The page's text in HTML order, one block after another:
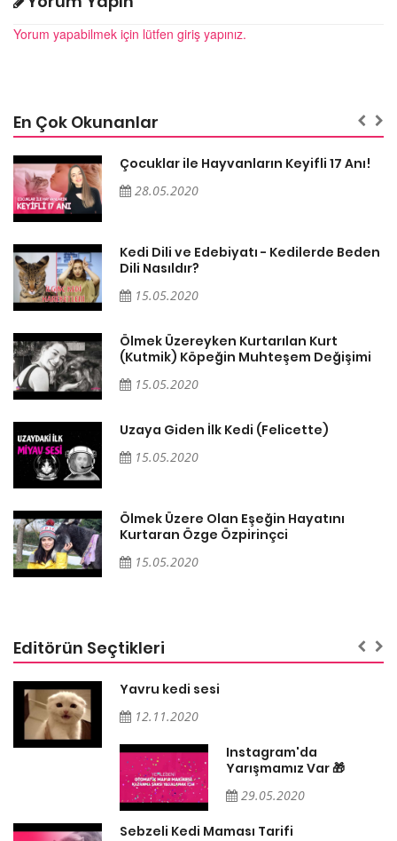
Yorum yapabilmek için lütfen giriş yapınız.
En Çok Okunanlar
Çocuklar ile Hayvanların Keyifli 17 Anı!
28.05.2020
Kedi Dili ve Edebiyatı - Kedilerde Beden
Dili Nasıldır?
15.05.2020
Ölmek Üzereyken Kurtarılan Kurt
(Kutmik) Köpeğin Muhteşem Değişimi
15.05.2020
Uzaya Giden İlk Kedi (Felicette)
15.05.2020
Ölmek Üzere Olan Eşeğin Hayatını
Kurtaran Özge Özpirinçci
15.05.2020
Editörün Seçtikleri
Yavru kedi sesi
12.11.2020
Instagram'da
Yarışmamız Var 🎁
29.05.2020
Sebzeli Kedi Maması Tarifi